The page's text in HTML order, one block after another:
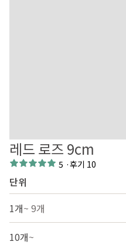
레드 로즈 9cm
5 ·후기 10
단위
1개~ 9개
10개~